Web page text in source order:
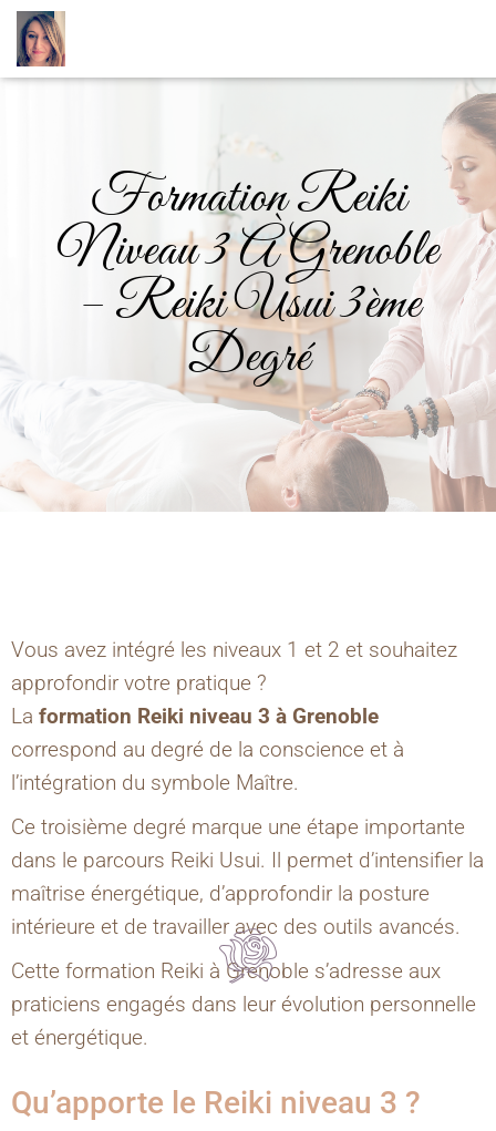
Formation Reiki
Niveau 3 À Grenoble
– Reiki Usui 3ème
Degré
Vous avez intégré les niveaux 1 et 2 et souhaitez
approfondir votre pratique ?
La formation Reiki niveau 3 à Grenoble
correspond au degré de la conscience et à
l’intégration du symbole Maître.
Ce troisième degré marque une étape importante
dans le parcours Reiki Usui. Il permet d’intensifier la
maîtrise énergétique, d’approfondir la posture
intérieure et de travailler avec des outils avancés.
Cette formation Reiki à Grenoble s’adresse aux
praticiens engagés dans leur évolution personnelle
et énergétique.
Qu’apporte le Reiki niveau 3 ?